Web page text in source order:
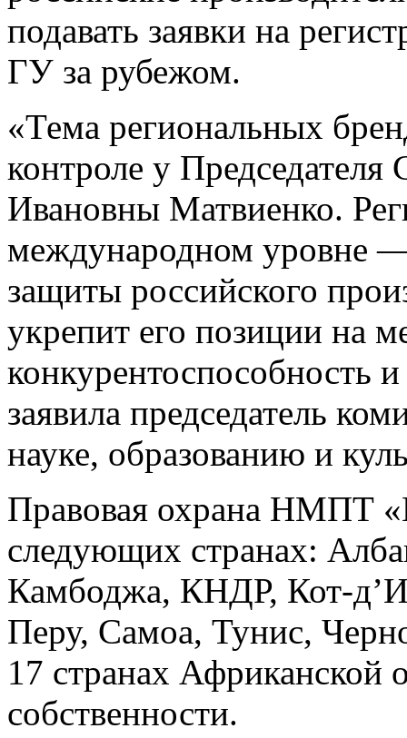
подавать заявки на
ГУ за рубежом.
«Тема региональных
контроле у
Ивановны Матвиенко.
международном уровне
защиты российского
укрепит его позиции на
конкурентоспособность
заявила председатель
науке, образованию и
Правовая охрана НМПТ
следующих странах:
Камбоджа, КНДР, Кот-
Перу, Самоа, Тунис,
17 странах Африканской
собственности.